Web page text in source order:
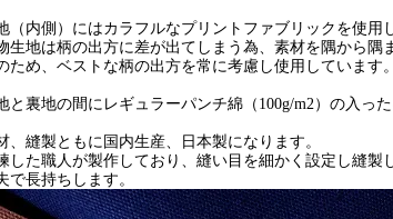
（内側）にはカラフルなプリントファブリックを使用
生地は柄の出方に差が出てしまう為、素材を隅から隅
ため、ベストな柄の出方を常に考慮し使用しています。
と裏地の間にレギュラーパンチ綿（100g/m2）の入っ
、縫製ともに国内生産、日本製になります。
した職人が製作しており、縫い目を細かく設定し縫製
で長持ちします。